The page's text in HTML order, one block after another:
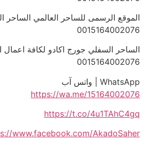
الموقع الرسمى للساحر العالمي الساحر
0015164002076
الساحر السفلي جورج اكادو لكافة اعمال
0015164002076
WhatsApp | واتس آب
https://wa.me/15164002076
https://t.co/4u1TAhC4gq
www.facebook.com/AkadoSaher